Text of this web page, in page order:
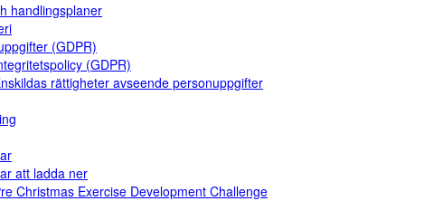
handlingsplaner
(GDPR)
(GDPR)
rättigheter avseende personuppgifter
att ladda ner
Christmas Exercise Development Challenge